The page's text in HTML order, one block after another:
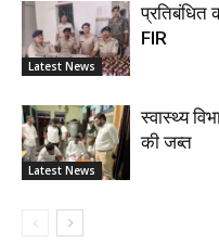
Latest News
प्रतिबंधित
FIR
Latest News
स्वास्थ्य
की जब्त